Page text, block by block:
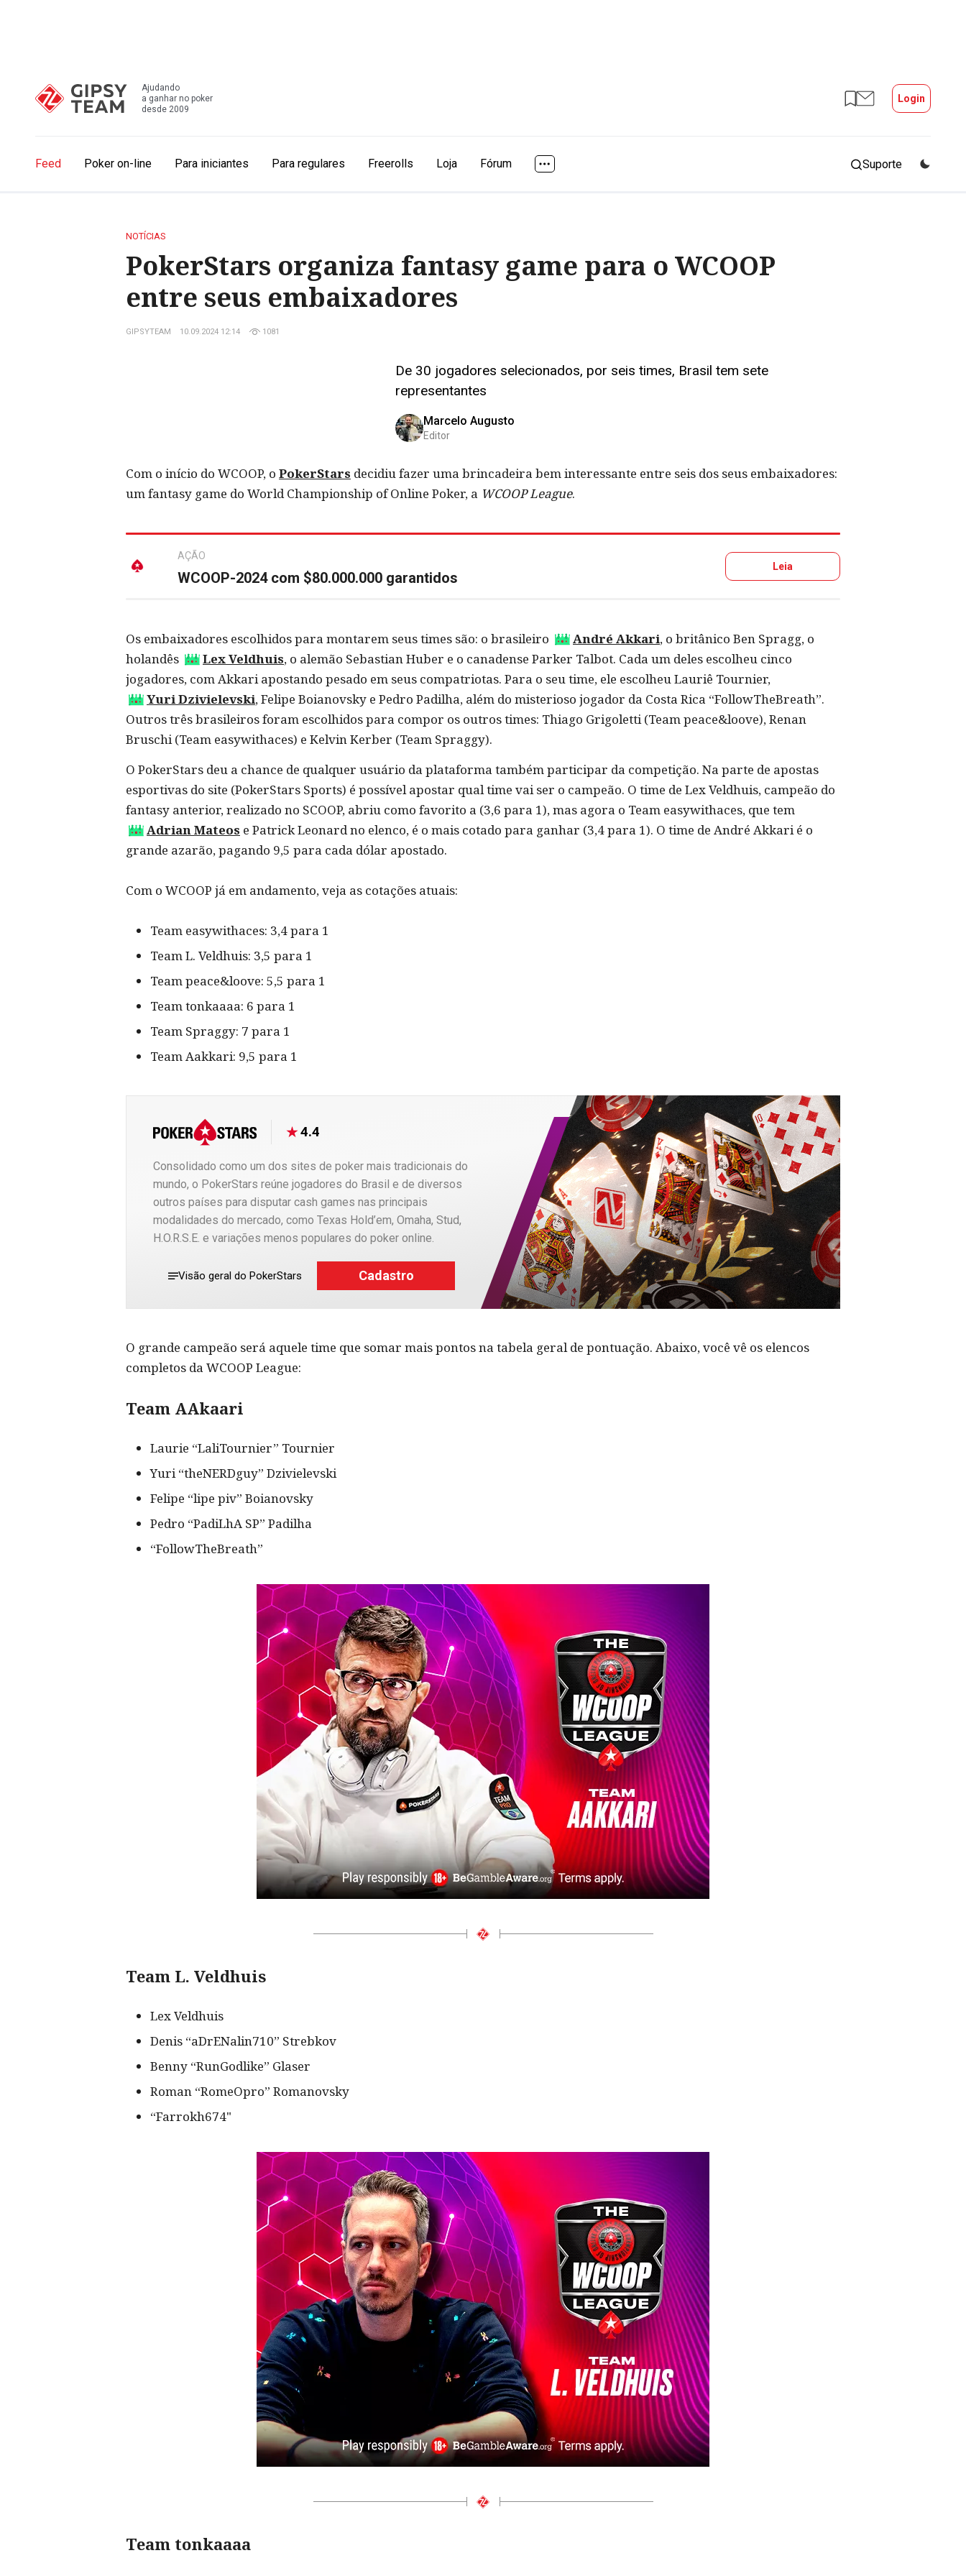
Ajudando
a ganhar no poker
desde 2009
Login
Feed Poker on-line Para iniciantes Para regulares Freerolls Loja Fórum Suporte
NOTÍCIAS
PokerStars organiza fantasy game para o WCOOP
entre seus embaixadores
GIPSYTEAM 10.09.2024 12:14 1081
De 30 jogadores selecionados, por seis times, Brasil tem sete
representantes
Marcelo Augusto
Editor
Com o início do WCOOP, o PokerStars decidiu fazer uma brincadeira bem interessante entre seis dos seus embaixadores:
um fantasy game do World Championship of Online Poker, a WCOOP League.
AÇÃO
WCOOP-2024 com $80.000.000 garantidos
Leia
Os embaixadores escolhidos para montarem seus times são: o brasileiro André Akkari, o britânico Ben Spragg, o
holandês
Lex Veldhuis, o alemão Sebastian Huber e o canadense Parker Talbot. Cada um deles escolheu cinco
jogadores, com Akkari apostando pesado em seus compatriotas. Para o seu time, ele escolheu Lauriê Tournier,
Yuri Dzivielevski, Felipe Boianovsky e Pedro Padilha, além do misterioso jogador da Costa Rica “FollowTheBreath”.
Outros três brasileiros foram escolhidos para compor os outros times: Thiago Grigoletti (Team peace&loove), Renan
Bruschi (Team easywithaces) e Kelvin Kerber (Team Spraggy).
O PokerStars deu a chance de qualquer usuário da plataforma também participar da competição. Na parte de apostas
esportivas do site (PokerStars Sports) é possível apostar qual time vai ser o campeão. O time de Lex Veldhuis, campeão do
fantasy anterior, realizado no SCOOP, abriu como favorito a (3,6 para 1), mas agora o Team easywithaces, que tem
Adrian Mateos e Patrick Leonard no elenco, é o mais cotado para ganhar (3,4 para 1). O time de André Akkari é o
grande azarão, pagando 9,5 para cada dólar apostado.
Com o WCOOP já em andamento, veja as cotações atuais:
Team easywithaces: 3,4 para 1
Team L. Veldhuis: 3,5 para 1
Team peace&loove: 5,5 para 1
Team tonkaaaa: 6 para 1
Team Spraggy: 7 para 1
Team Aakkari: 9,5 para 1
4.4
Consolidado como um dos sites de poker mais tradicionais do
mundo, o PokerStars reúne jogadores do Brasil e de diversos
outros países para disputar cash games nas principais
modalidades do mercado, como Texas Hold’em, Omaha, Stud,
H.O.R.S.E. e variações menos populares do poker online.
Visão geral do PokerStars Cadastro
O grande campeão será aquele time que somar mais pontos na tabela geral de pontuação. Abaixo, você vê os elencos
completos da WCOOP League:
Team AAkaari
Laurie “LaliTournier” Tournier
Yuri “theNERDguy” Dzivielevski
Felipe “lipe piv” Boianovsky
Pedro “PadiLhA SP” Padilha
“FollowTheBreath”
Team L. Veldhuis
Lex Veldhuis
Denis “aDrENalin710” Strebkov
Benny “RunGodlike” Glaser
Roman “RomeOpro” Romanovsky
“Farrokh674"
Team tonkaaaa